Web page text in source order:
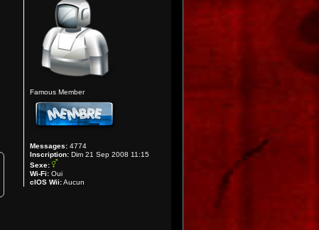
Famous Member
Messages: 4774
Inscription: Dim 21 Sep 2008 11:15
Sexe:
Wi-Fi: Oui
cIOS Wii:Aucun